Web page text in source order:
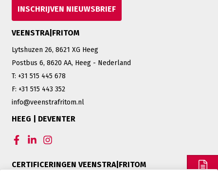
INSCHRIJVEN NIEUWSBRIEF
VEENSTRA|FRITOM
Lytshuzen 26, 8621 XG Heeg
Postbus 6, 8620 AA, Heeg - Nederland
T: +31 515 445 678
F: +31 515 443 352
info@veenstrafritom.nl
HEEG | DEVENTER
CERTIFICERINGEN VEENSTRA|FRITOM